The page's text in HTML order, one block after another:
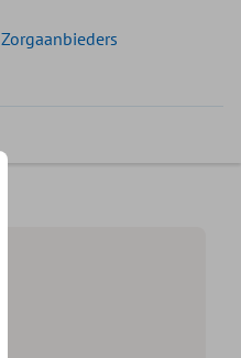
Zorgaanbieders